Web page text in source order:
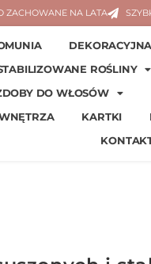
ZACHOWANE NA LATA
ROŚLINY
DO WŁOSÓW
KARTKI